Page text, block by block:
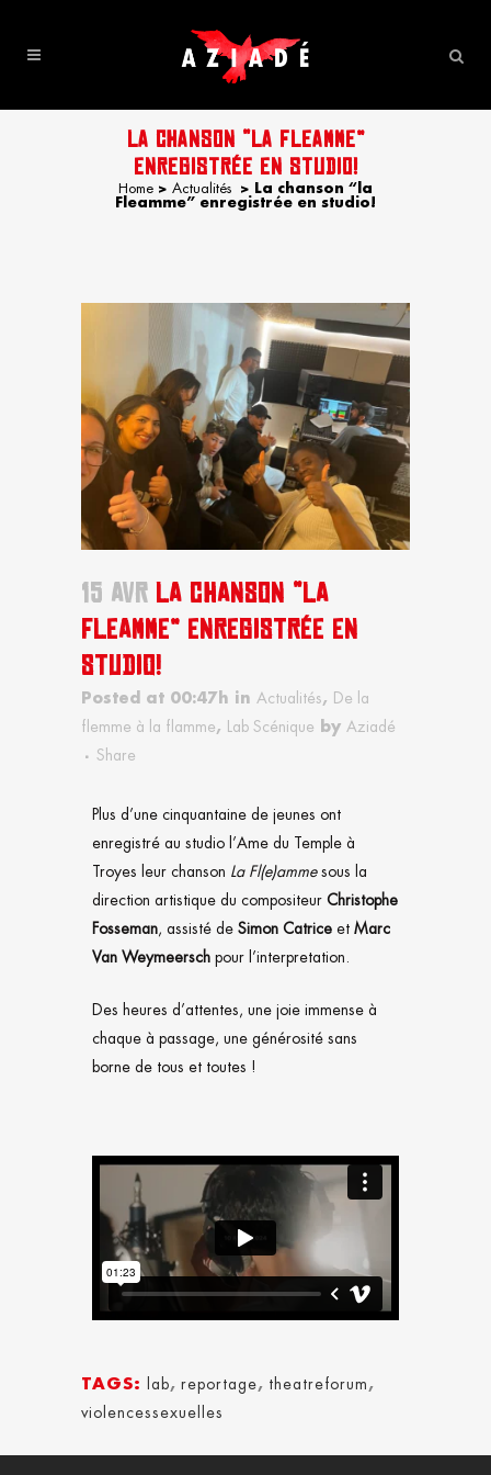
LA CHANSON “LA FLEAMME”
ENREGISTRÉE EN STUDIO!
Home > Actualités >
La chanson “la
Fleamme” enregistrée en studio!
15 AVR LA CHANSON “LA
FLEAMME” ENREGISTRÉE EN
STUDIO!
Posted at 00:47h in Actualités ,
De la
flemme à la flamme , Lab Scénique by Aziadé
Share
Plus d’une cinquantaine de jeunes ont
enregistré au studio l’Ame du Temple à
Troyes leur chanson La Fl(e)ammesous la
direction artistique du compositeur Christophe
Fosseman, assisté de Simon Catrice et Marc
Van Weymeersch pour l’interpretation.
Des heures d’attentes, une joie immense à
chaque à passage, une générosité sans
borne de tous et toutes !
TAGS: lab, reportage, theatreforum ,
violencessexuelles